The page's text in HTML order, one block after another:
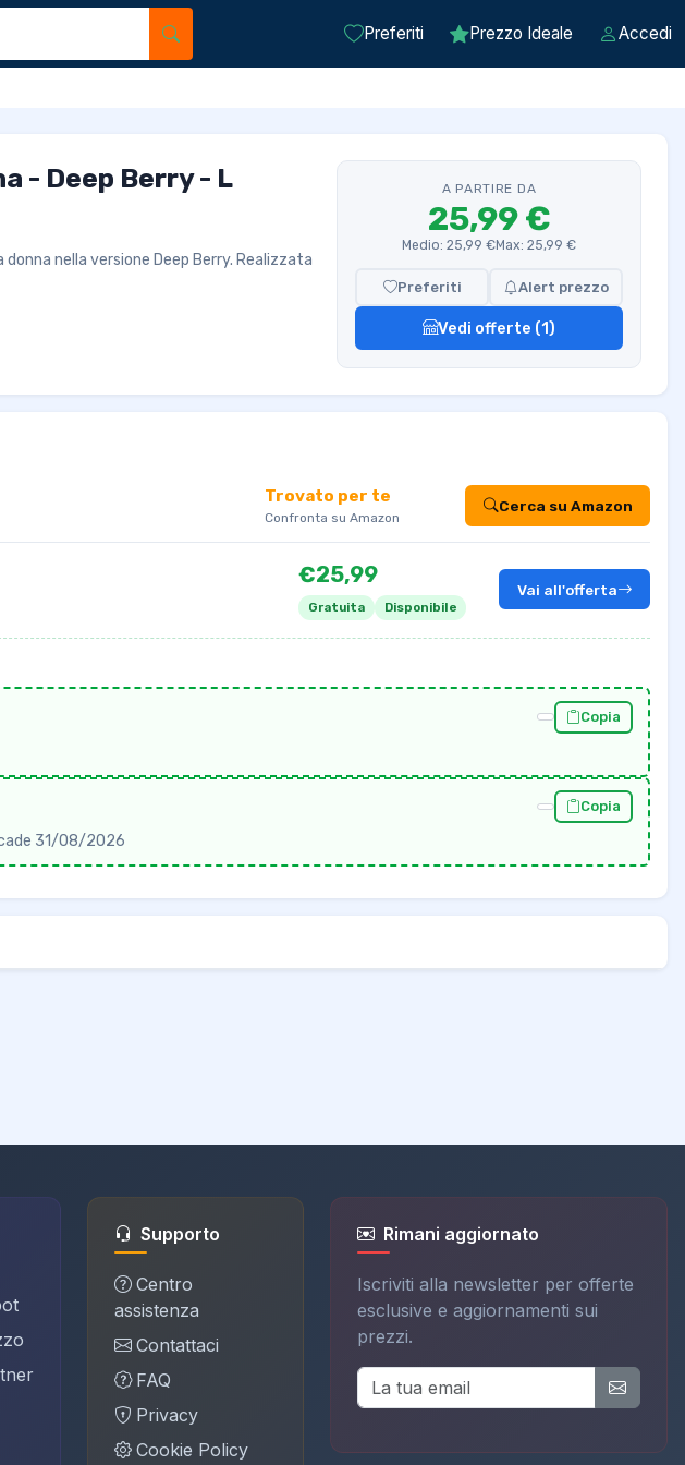
Preferiti Prezzo Ideale Accedi
- Deep Berry - L
nella versione Deep Berry. Realizzata
A PARTIRE DA
25,99 €
Medio: 25,99 €Max: 25,99 €
Preferiti Alert prezzo
Vedi offerte (1)
Trovato per te
Confronta su Amazon
Cerca su Amazon
€25,99
Gratuita Disponibile
Vai all'offerta
Copia
Copia
31/08/2026
Supporto
Centro
assistenza
Contattaci
FAQ
Privacy
Cookie Policy
Rimani aggiornato
Iscriviti alla newsletter per offerte
esclusive e aggiornamenti sui
prezzi.